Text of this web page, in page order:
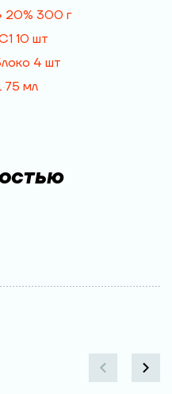
20% 300 г
10 шт
4 шт
75 мл